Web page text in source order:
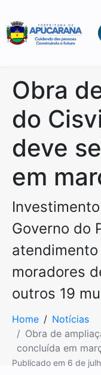
Obra
do
deve
em
Governo do
moradores
outros 19
Home
Notícias
Obra de
concluída em
Publicado em 6 de